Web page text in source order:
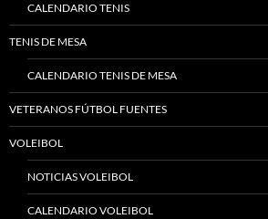
CALENDARIO TENIS
TENIS DE MESA
CALENDARIO TENIS DE MESA
VETERANOS FÚTBOL FUENTES
VOLEIBOL
NOTICIAS VOLEIBOL
CALENDARIO VOLEIBOL